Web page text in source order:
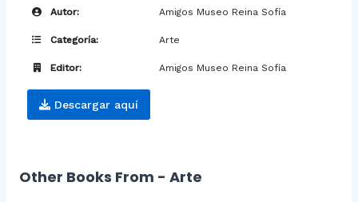
Autor: Amigos Museo Reina Sofía
Categoría: Arte
Editor: Amigos Museo Reina Sofía
Descargar aquí
Other Books From - Arte